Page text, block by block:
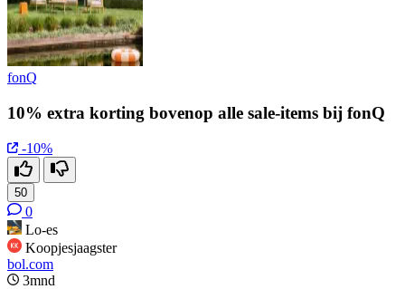
fonQ
10% extra korting bovenop alle sale-items bij fonQ
-10%
50
0
Lo-es
Koopjesjaagster
bol.com
3mnd